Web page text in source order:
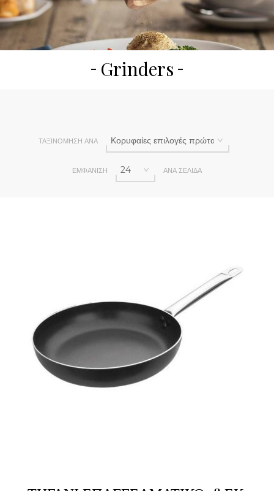
Grinders
ΤΑΞΙΝΌΜΗΣΗ ΑΝΆ
ΕΜΦΆΝΙΣΗ ΑΝΆ ΣΕΛΊΔΑ